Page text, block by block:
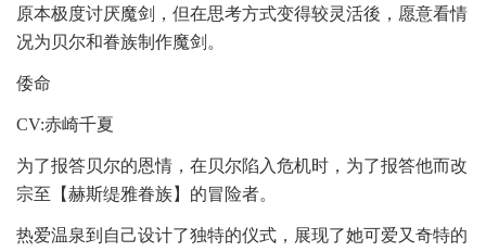
原本极度讨厌魔剑，但在思考方式变得较灵活後，愿意看情
况为贝尔和眷族制作魔剑。
倭命
CV:赤崎千夏
为了报答贝尔的恩情，在贝尔陷入危机时，为了报答他而改
宗至【赫斯缇雅眷族】的冒险者。
热爱温泉到自己设计了独特的仪式，展现了她可爱又奇特的